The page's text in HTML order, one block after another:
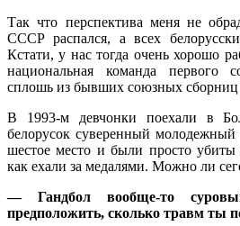
Так что перспектива меня не
СССР распался, а всех
Кстати, у нас тогда очень хорошо
национальная команда первого
сплошь из бывших союзных сборниц
В 1993-м девчонки поехали в
белорусок суверенный
шестое место и были просто убиты
как ехали за медалями. Можно ли
— Гандбол вообще-то
предположить, сколько травм ты